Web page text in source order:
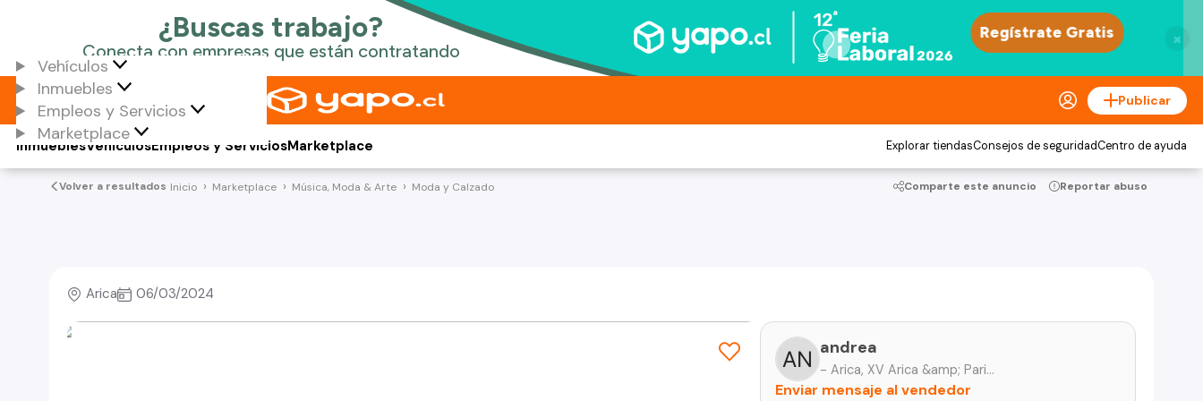
×
Vehículos
Inmuebles
Empleos y Servicios
Marketplace
Publicar
Vehículos
Inmuebles Empleos y ServiciosMarketplace Explorar tiendasConsejos de seguridadCentro de ayuda
Volver a resultados Inicio Marketplace Música, Moda & Arte Moda y Calzado Comparte este anuncio Reportar abuso
Arica 06/03/2024
andrea
- Arica, XV Arica &amp; Parinacota
Enviar mensaje al vendedor